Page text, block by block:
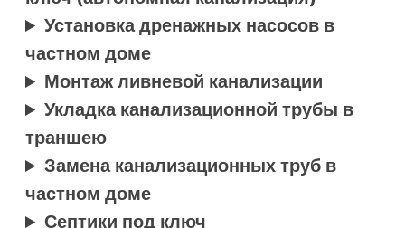
Установка дренажных насосов в
частном доме
Монтаж ливневой канализации
Укладка канализационной трубы в
траншею
Замена канализационных труб в
частном доме
Септики под ключ